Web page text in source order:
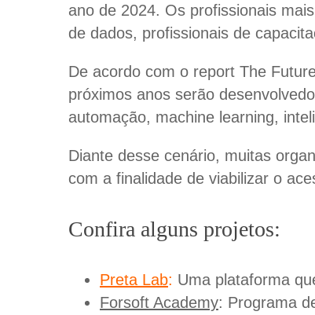
ano de 2024. Os profissionais
de dados, profissionais de
De acordo com o report The
próximos anos serão
automação, machine learning,
Diante desse cenário, muitas
com a finalidade de viabilizar o
Confira alguns projetos:
Preta Lab: Uma plataforma
Forsoft Academy: Programa